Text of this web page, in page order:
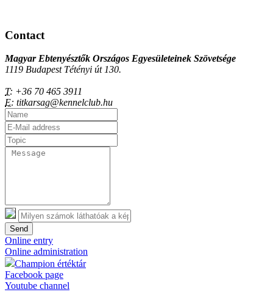
Contact
Magyar Ebtenyésztők Országos Egyesületeinek Szövetsége
1119 Budapest Tétényi út 130.
T: +36 70 465 3911
E: titkarsag@kennelclub.hu
Send
Online entry
Online administration
Champion értéktár
Facebook page
Youtube channel